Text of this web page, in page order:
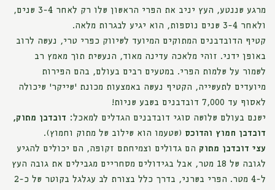
מרגע שננטע, העץ יניב את הפרי הראשון שלו רק לאחר 3-4 שנים,
ולאחר 3-4 שנים נוספות, הוא יגיע לבגרות מלאה.
קטיף הדובדבנים המתוקים המיועד לשיווק כפרי טרי, נעשה לרוב
באופן ידני. זוהי מלאכה עדינה מאוד, הנעשית תוך מאמץ רב
לשמור על שלמות הפרי. במטעים רבים בעולם, בהם הפירות
מיועדים לתעשייה, הקטיף נעשה באמצעות מכונת 'שייקר' שיכולה
לאסוף עד 7,000 דובדבנים בשבע שניות!
ישנם בעולם שלושה סוגי דובדבנים הגדלים למאכל: דובדבן מתוק,
דובדבן חמוץ והדוכס (שטעמו הוא שילוב של מתוק וחמוץ).
עצי דובדבן מתוק הם גדולים וצמיחתם זקופה, הם יכולים להגיע
לגובה של 18 מטר, אבל בגידולים מסחריים מגבילים את גובה העץ
ל-4 מטר. הפרי בשרני, בדרך כלל בצורת לב עגלגל בקוטר של כ-2